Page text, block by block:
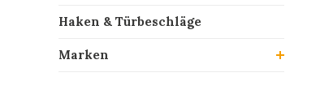
Haken & Türbeschläge
Marken